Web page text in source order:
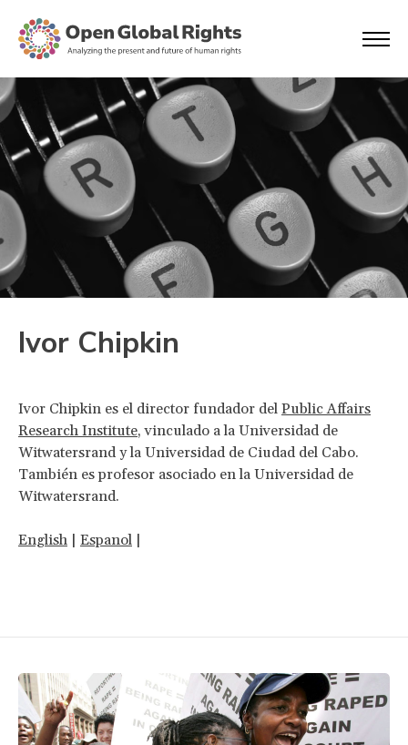
Ivor Chipkin
Ivor Chipkin es el director fundador del Public Affairs
Research Institute, vinculado a la Universidad de
Witwatersrand y la Universidad de Ciudad del Cabo.
También es profesor asociado en la Universidad de
Witwatersrand.
English | Espanol |